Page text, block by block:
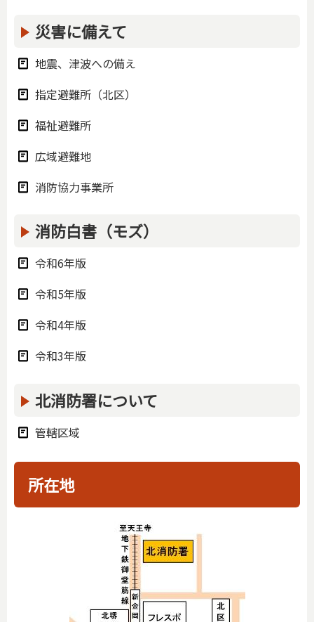
災害に備えて
地震、津波への備え
指定避難所（北区）
福祉避難所
広域避難地
消防協力事業所
消防白書（モズ）
令和6年版
令和5年版
令和4年版
令和3年版
北消防署について
管轄区域
所在地